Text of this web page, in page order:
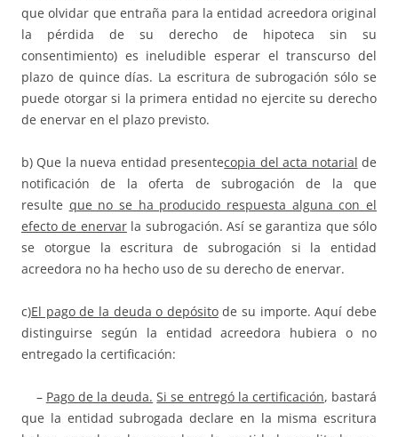
que olvidar que entraña para la entidad acreedora original
la pérdida de su derecho de hipoteca sin su
consentimiento) es ineludible esperar el transcurso del
plazo de quince días. La escritura de subrogación sólo se
puede otorgar si la primera entidad no ejercite su derecho
de enervar en el plazo previsto.
b) Que la nueva entidad presentecopia del acta notarial de
notificación de la oferta de subrogación de la que
resulte que no se ha producido respuesta alguna con el
efecto de enervarla subrogación. Así se garantiza que sólo
se otorgue la escritura de subrogación si la entidad
acreedora no ha hecho uso de su derecho de enervar.
c)El pago de la deuda o depósitode su importe. Aquí debe
distinguirse según la entidad acreedora hubiera o no
entregado la certificación:
– Pago de la deuda. Si se entregó la certificación, bastará
que la entidad subrogada declare en la misma escritura